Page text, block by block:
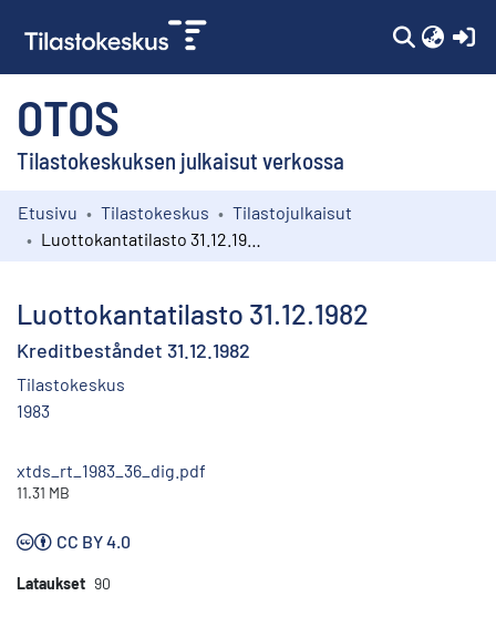
OTOS
Tilastokeskuksen julkaisut verkossa
Kokoelmat
Etusivu Tilastokeskus
Tilastojulkaisut
Luottokantatilasto 31.12.1982
Kreditbeståndet 31.12.1982
Tilastokeskus
1983
xtds_rt_1983_36_dig.pdf
11.31 MB
CC BY 4.0
Lataukset 90